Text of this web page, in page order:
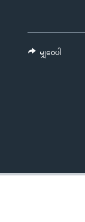
ရန်
မကြေးမုံရဲ့ အင်္ဂလိပ်စာ
ရေဒီယို
ရေဒီယိုနှင့်ရုပ်သံ အချ
မျှဝေပါ